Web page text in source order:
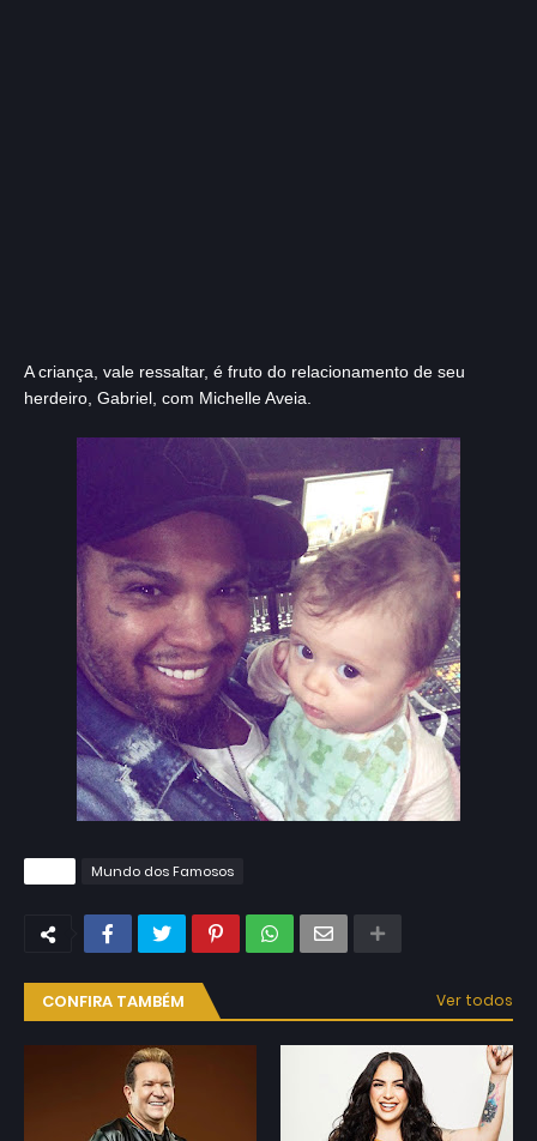
A criança, vale ressaltar, é fruto do relacionamento de seu
herdeiro, Gabriel, com Michelle Aveia.
Mundo dos Famosos
CONFIRA TAMBÉM Ver todos